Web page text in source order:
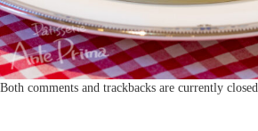
Both comments and trackbacks are currently closed.